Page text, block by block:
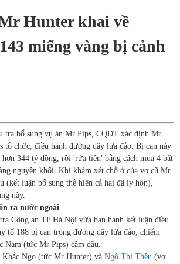
Hunter khai về
miếng vàng bị cảnh
tra bổ sung vụ án Mr Pips, CQĐT xác định Mr
tổ chức, điều hành đường dây lừa đảo. Bị can này
344 tỷ đồng, rồi 'rửa tiền' bằng cách mua 4 bất
nguyên khối. Khi khám xét chỗ ở của vợ cũ Mr
(kết luận bổ sung thể hiện cả hai đã ly hôn),
này.
ra nước ngoài
Công an TP Hà Nội vừa ban hành kết luận điều
tố 188 bị can trong đường dây lừa đảo, chiếm
Nam (tức Mr Pips) cầm đầu.
Ngọ (tức Mr Hunter) và Ngô Thị Thêu (vợ